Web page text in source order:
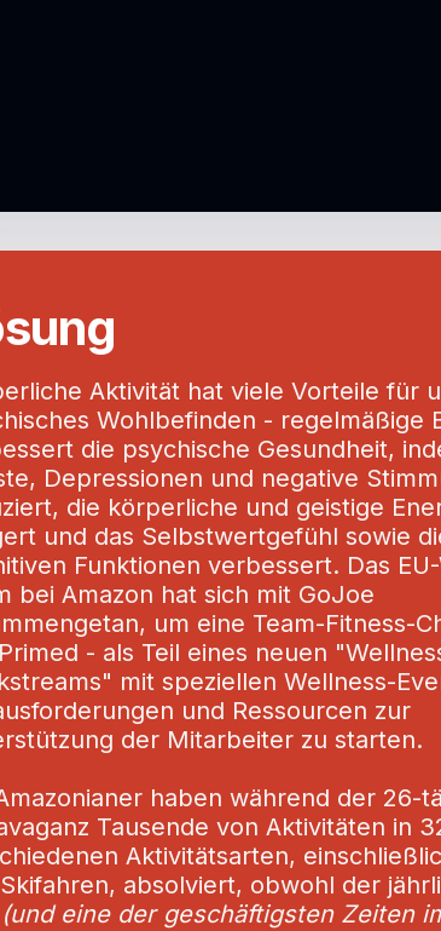
Aktivität hat viele Vorteile für
Wohlbefinden - regelmäßige
die psychische Gesundheit,
Depressionen und negative
die körperliche und geistige
und das Selbstwertgefühl sowie
Funktionen verbessert. Das
bei Amazon hat sich mit GoJoe
um eine Team-Fitness-
- als Teil eines neuen
mit speziellen Wellness-
und Ressourcen zur
der Mitarbeiter zu starten.
haben während der 26-
Tausende von Aktivitäten in
Aktivitätsarten,
absolviert, obwohl der
(und eine der geschäftigsten Zeiten